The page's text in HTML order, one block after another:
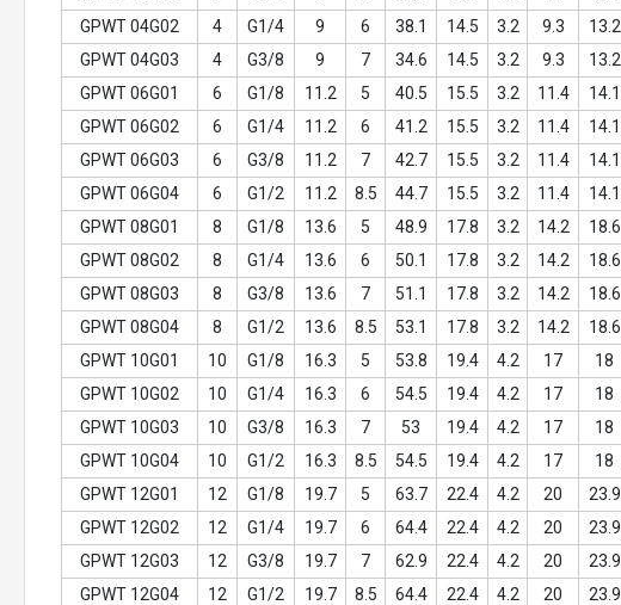
GPWT 04G02
4 G1/4 9 6 38.1 14.5 3.2 9.3 13.2
GPWT 04G03
4 G3/8 9 7 34.6 14.5 3.2 9.3 13.2
GPWT 06G01
6 G1/8 11.2 5 40.5 15.5 3.2 11.4 14.1
GPWT 06G02
6 G1/4 11.2 6 41.2 15.5 3.2 11.4 14.1
GPWT 06G03
6 G3/8 11.2 7 42.7 15.5 3.2 11.4 14.1
GPWT 06G04
6 G1/2 11.2 8.5 44.7 15.5 3.2 11.4 14.1
GPWT 08G01
8 G1/8 13.6 5 48.9 17.8 3.2 14.2 18.6
GPWT 08G02
8 G1/4 13.6 6 50.1 17.8 3.2 14.2 18.6
GPWT 08G03
8 G3/8 13.6 7 51.1 17.8 3.2 14.2 18.6
GPWT 08G04
8 G1/2 13.6 8.5 53.1 17.8 3.2 14.2 18.6
GPWT 10G01
10 G1/8 16.3 5 53.8 19.4 4.2 17 18
GPWT 10G02
10 G1/4 16.3 6 54.5 19.4 4.2 17 18
GPWT 10G03
10 G3/8 16.3 7 53 19.4 4.2 17 18
GPWT 10G04
10 G1/2 16.3 8.5 54.5 19.4 4.2 17 18
GPWT 12G01
12 G1/8 19.7 5 63.7 22.4 4.2 20 23.9
GPWT 12G02
12 G1/4 19.7 6 64.4 22.4 4.2 20 23.9
GPWT 12G03
12 G3/8 19.7 7 62.9 22.4 4.2 20 23.9
GPWT 12G04
12 G1/2 19.7 8.5 64.4 22.4 4.2 20 23.9